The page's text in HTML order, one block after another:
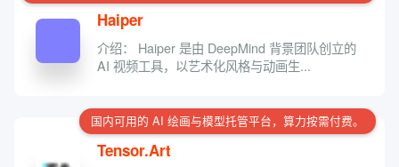
Haiper
介绍： Haiper 是由 DeepMind 背景团队创立的
AI 视频工具，以艺术化风格与动画生...
国内可用的 AI 绘画与模型托管平台，算力按需付费。
Tensor.Art